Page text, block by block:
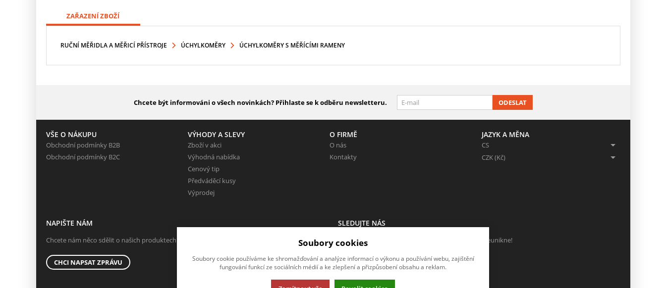
ZAŘAZENÍ ZBOŽÍ
RUČNÍ MĚŘIDLA A MĚŘICÍ PŘÍSTROJE ÚCHYLKOMĚRY ÚCHYLKOMĚRY S MĚŘÍCÍMI RAMENY
Chcete být informováni o všech novinkách? Přihlaste se k odběru newsletteru. ODESLAT
VŠE O NÁKUPU
Obchodní podmínky B2B
Obchodní podmínky B2C
VÝHODY A SLEVY
Zboží v akci
Výhodná nabídka
Cenový tip
Předváděcí kusy
Výprodej
O FIRMĚ
O nás
Kontakty
JAZYK A MĚNA
CS
CZK (Kč)
NAPIŠTE NÁM
Chcete nám něco sdělit o našich produktech nebo e-shopu? Neváhejte napsat.
CHCI NAPSAT ZPRÁVU
SLEDUJTE NÁS
Sledujte nás na všech sociálních sítích, ať Vám nic neunikne!
Soubory cookies
Soubory cookie používáme ke shromažďování a analýze informací o výkonu a používání webu, zajištění
fungování funkcí ze sociálních médií a ke zlepšení a přizpůsobení obsahu a reklam.